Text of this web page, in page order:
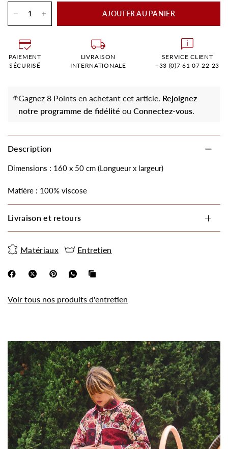
AJOUTER AU PANIER
PAIEMENT
SÉCURISÉ
LIVRAISON
INTERNATIONALE
SERVICE CLIENT
+33 (0)7 61 07 22 23
Gagnez 8 Points en achetant cet article. Rejoignez
notre programme de fidélité ouConnectez-vous.
Description
Dimensions : 160 x 50 cm (Longueur x largeur)
Matière : 100% viscose
Livraison et retours
Matériaux Entretien
Voir tous nos produits d'entretien